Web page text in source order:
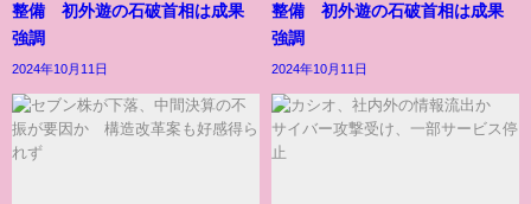
整備 初外遊の石破首相は成果
強調
2024年10月11日
整備 初外遊の石破首相は成果
強調
2024年10月11日